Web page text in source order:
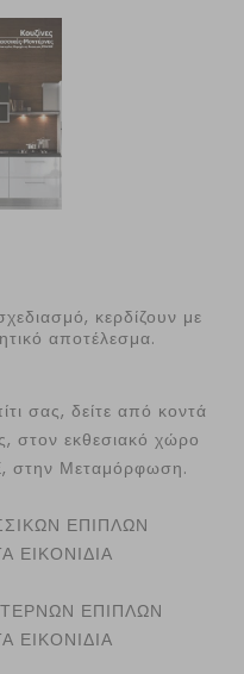
κερδίζουν με
αποτέλεσμα.
σας, δείτε από κοντά
στον εκθεσιακό χώρο
στην Μεταμόρφωση.
ΕΠΙΠΛΩΝ
ΕΙΚΟΝΙΔΙΑ
ΕΠΙΠΛΩΝ
ΕΙΚΟΝΙΔΙΑ